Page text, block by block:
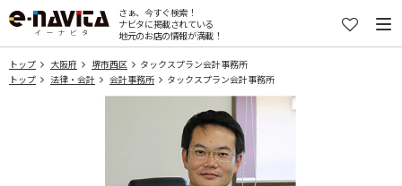
さぁ、今すぐ検索！
ナビタに掲載されている
地元のお店の情報が満載！
トップ 大阪府 堺市西区
タックスプラン会計事務所
トップ
法律・会計 会計事務所 タックスプラン会計事務所